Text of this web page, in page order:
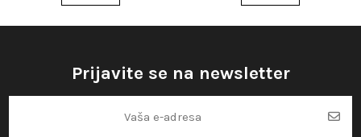
Prijavite se na newsletter